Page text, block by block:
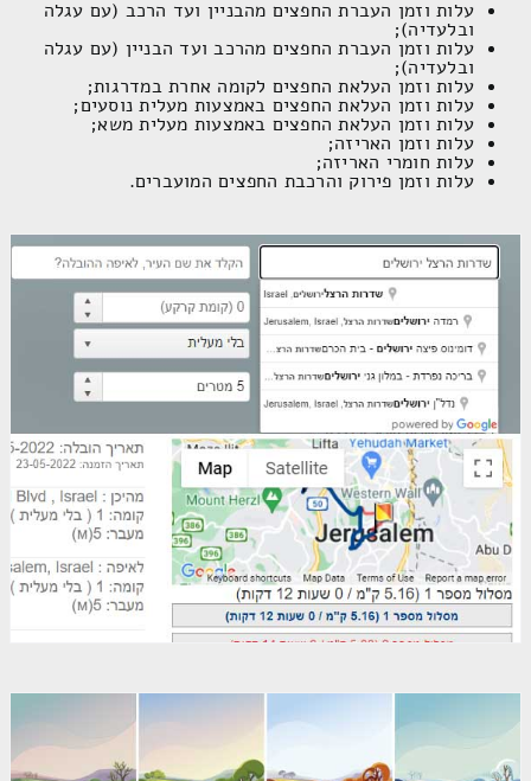
ובלעדיה);
עלות וזמן העלאת החפצים לקומה אחרת במדרגות;
עלות וזמן העלאת החפצים באמצעות מעלית נוסעים;
עלות וזמן העלאת החפצים באמצעות מעלית משא;
עלות וזמן האריזה;
עלות חומרי האריזה;
עלות וזמן פירוק והרכבת החפצים המועברים.